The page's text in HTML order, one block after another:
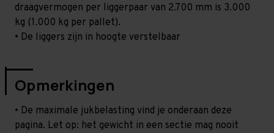
draagvermogen per liggerpaar van 2.700 mm is 3.000
kg (1.000 kg per pallet).
• De liggers zijn in hoogte verstelbaar
Opmerkingen
• De maximale jukbelasting vind je onderaan deze
pagina. Let op: het gewicht in een sectie mag nooit